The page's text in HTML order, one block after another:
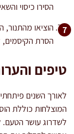
הסירו כיסוי והשאירו עוד 15 דקות
הוציאו מהתנור,
הסרת הקיסמים,
טיפים
לאורך השנים
המוצלחות כוללת
לשדרוג עושר הטעם.